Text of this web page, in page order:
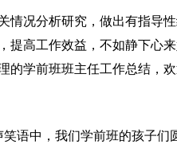
情况分析研究，做出有指导
提高工作效益，不如静下心
的学前班班主任工作总结，欢
语中，我们学前班的孩子